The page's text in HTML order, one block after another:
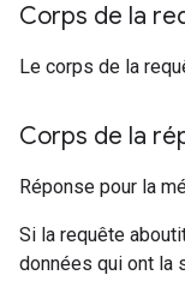
Corps de la
Le corps de la
Corps de la
Réponse pour la
Si la requête
données qui ont la